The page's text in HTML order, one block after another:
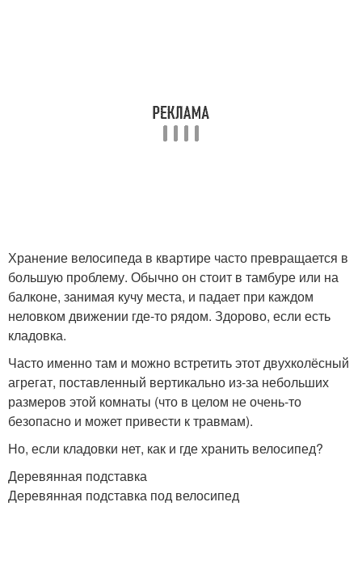
Хранение велосипеда в квартире часто превращается в
большую проблему. Обычно он стоит в тамбуре или на
балконе, занимая кучу места, и падает при каждом
неловком движении где-то рядом. Здорово, если есть
кладовка.
Часто именно там и можно встретить этот двухколёсный
агрегат, поставленный вертикально из-за небольших
размеров этой комнаты (что в целом не очень-то
безопасно и может привести к травмам).
Но, если кладовки нет, как и где хранить велосипед?
Деревянная подставка
Деревянная подставка под велосипед